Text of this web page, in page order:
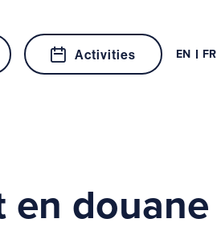
Activities EN FR
en douane